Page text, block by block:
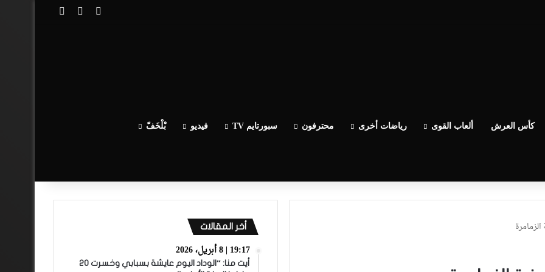
تسجيل الدخول
مقال عشوائي
كأس العرش ألعاب القوى رياضات أخرى محترفون سبورتايم TV فيديو بْلْخَفّ
أخر المقالات
19:17 | 8 أبريل، 2026
أيت منا: “الوداد اليوم عايشة بسبابي وخسرت 20